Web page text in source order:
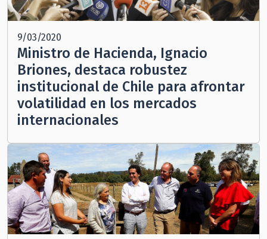
9/03/2020
Ministro de Hacienda, Ignacio
Briones, destaca robustez
institucional de Chile para afrontar
volatilidad en los mercados
internacionales